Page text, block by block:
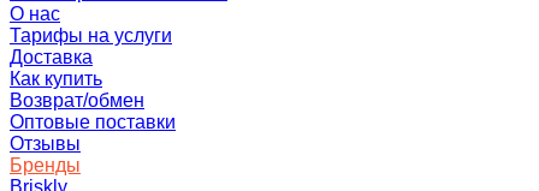
О нас
Тарифы на услуги
Доставка
Как купить
Возврат/обмен
Оптовые поставки
Отзывы
Бренды
Briskly